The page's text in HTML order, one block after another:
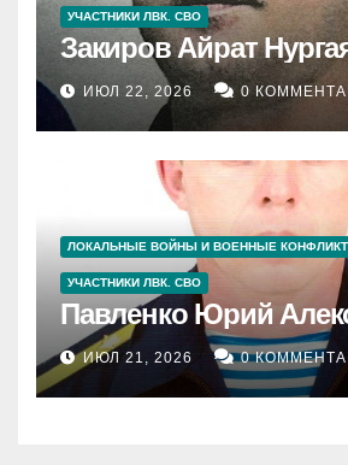
УЧАСТНИКИ ЛВК. СВО
Закиров Айрат
ИЮЛ 22, 2026 0
ЛОКАЛЬНЫЕ ВОЙНЫ И ВОЕННЫЕ
УЧАСТНИКИ ЛВК. СВО
Павленко Юрий
ИЮЛ 21, 2026 0